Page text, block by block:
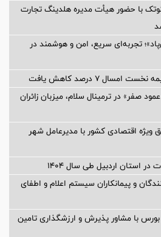
با حضور هیأت‌ مدیره هلدینگ تجارت
تجربه‌ای سریع، امن و هوشمند در
۷ درصد کاهش یافت
صفر» در ترمینال سلام، میزبان زائران
ویژه اقتصادی کشور با مدیرعامل شهر
و پیمانکاران سیستم اعلام و اطفای
بورس با مشاور پذیرش و ارزشگذاری تامین